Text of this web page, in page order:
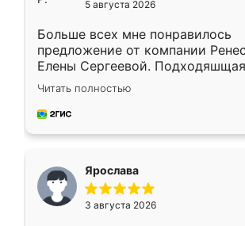
5 августа 2026
Больше всех мне понравилось
предложение от компании
Елены Сергеевой.
короткие сроки изготовления.
для замера сотрудник Владислав
предложил по моему эскизу
Читать полностью
Ярослава
3 августа 2026